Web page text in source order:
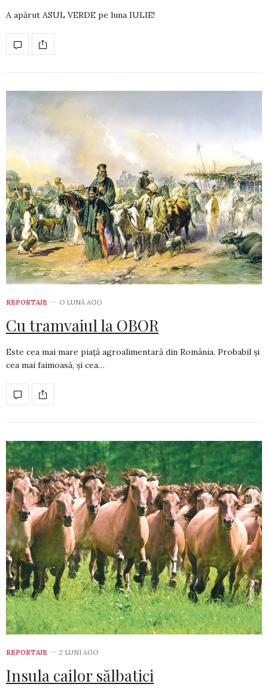
A apărut ASUL VERDE pe luna IULIE!
REPORTAJE O LUNĂ AGO
Cu tramvaiul la OBOR
Este cea mai mare piață agroalimentară din România. Probabil și
cea mai faimoasă, și cea…
REPORTAJE 2 LUNI AGO
Insula cailor sălbatici